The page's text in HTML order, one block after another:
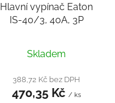
Hlavní vypínač Eaton
IS-40/3, 40A, 3P
Skladem
388,72 Kč bez DPH
470,35 Kč / ks